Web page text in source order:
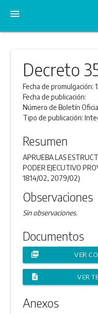
menu
Decreto
Fecha de promulgación:
Fecha de publicación:
Número de Boletín
Tipo de publicación:
Resumen
APRUEBA LAS
PODER EJECUTIVO
1814/02, 2079/02)
Observaciones
Sin observaciones.
Documentos
picture_as_pdf VER
description VER
Anexos